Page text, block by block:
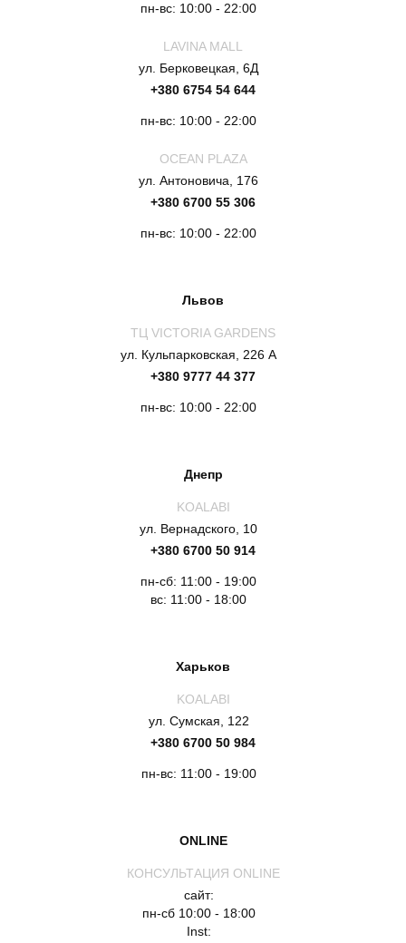
пн-вс: 10:00 - 22:00
LAVINA MALL
ул. Берковецкая, 6Д
+380 6754 54 644
пн-вс: 10:00 - 22:00
OCEAN PLAZA
ул. Антоновича, 176
+380 6700 55 306
пн-вс: 10:00 - 22:00
Львов
ТЦ VICTORIA GARDENS
ул. Кульпарковская, 226 А
+380 9777 44 377
пн-вс: 10:00 - 22:00
Днепр
KOALABI
ул. Вернадского, 10
+380 6700 50 914
пн-сб: 11:00 - 19:00
вс: 11:00 - 18:00
Харьков
KOALABI
ул. Сумская, 122
+380 6700 50 984
пн-вс: 11:00 - 19:00
ONLINE
КОНСУЛЬТАЦИЯ ONLINE
сайт:
пн-сб 10:00 - 18:00
Inst: